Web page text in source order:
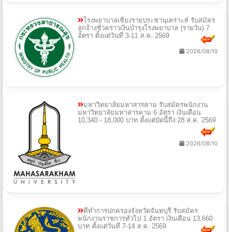
โรงพยาบาลเชียงรายประชานุเคราะห์ รับสมัคร
ลูกจ้างชั่วคราวเงินบำรุงโรงพยาบาล (รายวัน) 7
อัตรา ตั้งแต่วันที่ 3-11 ส.ค. 2569
2026/08/10
มหาวิทยาลัยมหาสารคาม รับสมัครพนักงาน
มหาวิทยาลัยมหาสารคาม 6 อัตรา เงินเดือน
10,340 - 18,000 บาท ตั้งแต่บัดนี้ถึง 28 ส.ค. 2569
2026/08/10
ที่ทำการปกครองจังหวัดจันทบุรี รับสมัคร
พนักงานราชการทั่วไป 1 อัตรา เงินเดือน 13,660
บาท ตั้งแต่วันที่ 7-14 ส.ค. 2569